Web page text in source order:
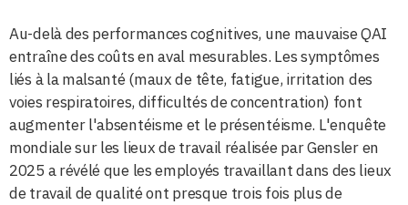
Au-delà des performances cognitives, une mauvaise QAI
entraîne des coûts en aval mesurables. Les symptômes
liés à la malsanté (maux de tête, fatigue, irritation des
voies respiratoires, difficultés de concentration) font
augmenter l'absentéisme et le présentéisme. L'enquête
mondiale sur les lieux de travail réalisée par Gensler en
2025 a révélé que les employés travaillant dans des lieux
de travail de qualité ont presque trois fois plus de